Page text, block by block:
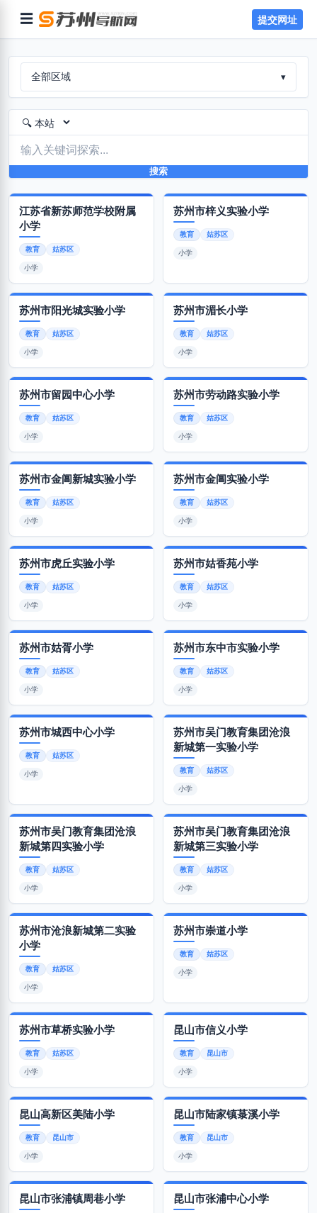
☰ 提交网址
全部区域 ▾
搜索
江苏省新苏师范学校附属
小学
教育 姑苏区
小学
苏州市梓义实验小学
教育 姑苏区
小学
苏州市阳光城实验小学
教育 姑苏区
小学
苏州市湄长小学
教育 姑苏区
小学
苏州市留园中心小学
教育 姑苏区
小学
苏州市劳动路实验小学
教育 姑苏区
小学
苏州市金阊新城实验小学
教育 姑苏区
小学
苏州市金阊实验小学
教育 姑苏区
小学
苏州市虎丘实验小学
教育 姑苏区
小学
苏州市姑香苑小学
教育 姑苏区
小学
苏州市姑胥小学
教育 姑苏区
小学
苏州市东中市实验小学
教育 姑苏区
小学
苏州市城西中心小学
教育 姑苏区
小学
苏州市吴门教育集团沧浪
新城第一实验小学
教育 姑苏区
小学
苏州市吴门教育集团沧浪
新城第四实验小学
教育 姑苏区
小学
苏州市吴门教育集团沧浪
新城第三实验小学
教育 姑苏区
小学
苏州市沧浪新城第二实验
小学
教育 姑苏区
小学
苏州市崇道小学
教育 姑苏区
小学
苏州市草桥实验小学
教育 姑苏区
小学
昆山市信义小学
教育 昆山市
小学
昆山高新区美陆小学
教育 昆山市
小学
昆山市陆家镇菉溪小学
教育 昆山市
小学
昆山市张浦镇周巷小学 昆山市张浦中心小学